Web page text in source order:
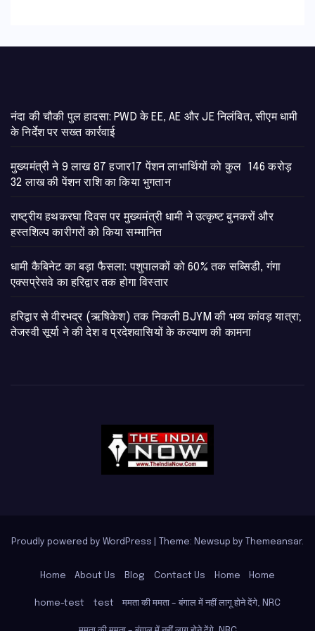
नंदा की चौकी पुल हादसा: PWD के EE, AE और JE निलंबित, सीएम धामी
के निर्देश पर सख्त कार्रवाई
मुख्यमंत्री ने 9 लाख 87 हजार17 पेंशन लाभार्थियों को कुल 146 करोड़
32 लाख की पेंशन राशि का किया भुगतान
राष्ट्रीय हथकरघा दिवस पर मुख्यमंत्री धामी ने उत्कृष्ट बुनकरों और
हस्तशिल्प कारीगरों को किया सम्मानित
​धामी कैबिनेट का बड़ा फैसला: पशुपालकों को 60% तक सब्सिडी, गंगा
एक्सप्रेसवे का हरिद्वार तक होगा विस्तार
​हरिद्वार से वीरभद्र (ऋषिकेश) तक निकली BJYM की भव्य कांवड़ यात्रा;
तेजस्वी सूर्या ने की देश व प्रदेशवासियों के कल्याण की कामना
Proudly powered by WordPress Theme: Newsup by Themeansar.
Home About Us Blog Contact Us Home Home
home-test test ममता की ममता – बंगाल में नहीं लागू होने देंगे, NRC